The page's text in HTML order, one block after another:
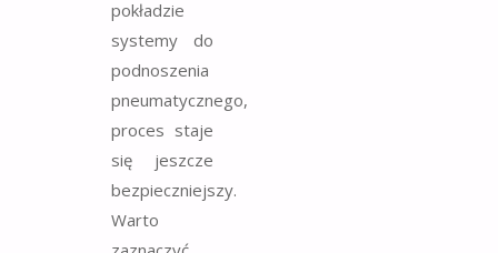
pokładzie
systemy do
podnoszenia
pneumatycznego,
proces staje
się jeszcze
bezpieczniejszy.
Warto